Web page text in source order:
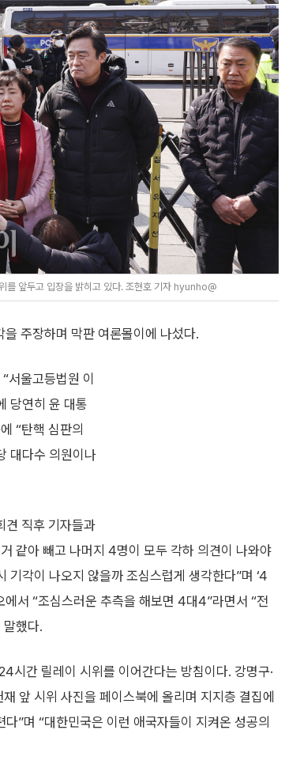
를 앞두고 입장을 밝히고 있다. 조현호 기자 hyunho@
주장하며 막판 여론몰이에 나섰다.
서울고등법원 이
당연히 윤 대통
“탄핵 심판의
대다수 의원이나
견 직후 기자들과
같아 빼고 나머지 4명이 모두 각하 의견이 나와야
각이 나오지 않을까 조심스럽게 생각한다”며 ‘4
서 “조심스러운 추측을 해보면 4대4”라면서 “전
말했다.
시간 릴레이 시위를 이어간다는 방침이다. 강명구·
앞 시위 사진을 페이스북에 올리며 지지층 결집에
”며 “대한민국은 이런 애국자들이 지켜온 성공의